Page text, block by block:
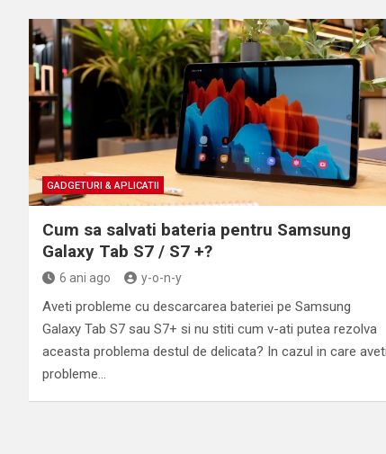
GADGETURI & APLICATII
Cum sa salvati bateria pentru Samsung
Galaxy Tab S7 / S7 +?
6 ani ago y-o-n-y
Aveti probleme cu descarcarea bateriei pe Samsung
Galaxy Tab S7 sau S7+ si nu stiti cum v-ati putea rezolva
aceasta problema destul de delicata? In cazul in care aveti
probleme…